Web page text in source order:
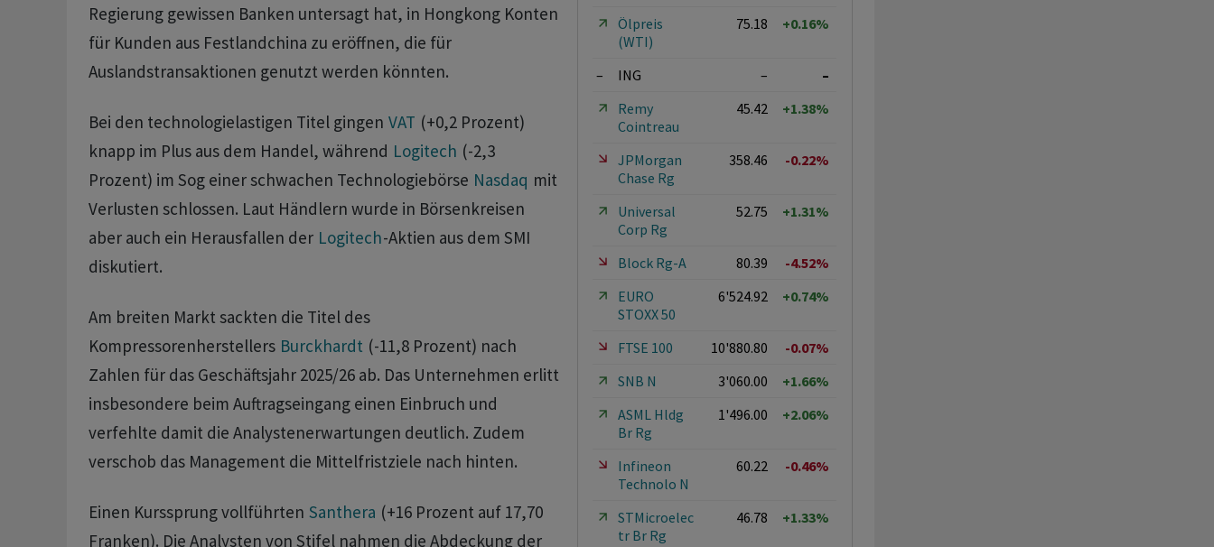
Regierung gewissen Banken untersagt hat, in Hongkong Konten
für Kunden aus Festlandchina zu eröffnen, die für
Auslandstransaktionen genutzt werden könnten.
Bei den technologielastigen Titel gingen VAT (+0,2 Prozent)
knapp im Plus aus dem Handel, während Logitech (-2,3
Prozent) im Sog einer schwachen Technologiebörse Nasdaq mit
Verlusten schlossen. Laut Händlern wurde in Börsenkreisen
aber auch ein Herausfallen der Logitech-Aktien aus dem SMI
diskutiert.
Am breiten Markt sackten die Titel des
Kompressorenherstellers Burckhardt (-11,8 Prozent) nach
Zahlen für das Geschäftsjahr 2025/26 ab. Das Unternehmen erlitt
insbesondere beim Auftragseingang einen Einbruch und
verfehlte damit die Analystenerwartungen deutlich. Zudem
verschob das Management die Mittelfristziele nach hinten.
Einen Kurssprung vollführten Santhera (+16 Prozent auf 17,70
Franken). Die Analysten von Stifel nahmen die Abdeckung der
Ölpreis
(WTI)
75.18 +0.16%
– ING –
–
Remy
Cointreau
45.42 +1.38%
JPMorgan
Chase Rg
358.46 -0.22%
Universal
Corp Rg
52.75 +1.31%
Block Rg-A 80.39
-4.52%
EURO
STOXX 50
6'524.92 +0.74%
FTSE 100 10'880.80
-0.07%
SNB N
3'060.00
+1.66%
ASML Hldg
Br Rg
1'496.00 +2.06%
Infineon
Technolo N
60.22 -0.46%
STMicroelec
tr Br Rg
46.78 +1.33%